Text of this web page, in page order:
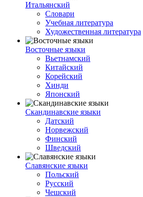
Итальянский
Словари
Учебная литература
Художественная литература
Восточные языки
Вьетнамский
Китайский
Корейский
Хинди
Японский
Скандинавские языки
Датский
Норвежский
Финский
Шведский
Славянские языки
Польский
Русский
Чешский